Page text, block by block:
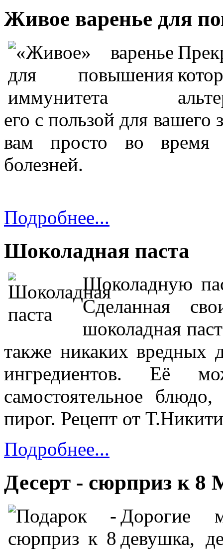
Живое варенье для
его с пользой для вашего
вам просто во время
болезней.
Подробнее...
Шоколадная паста
Шоколадную
Сделанная
шоколадная
также никаких вредных
ингредиентов. Её
самостоятельное
пирог. Рецепт от
Подробнее...
Десерт - сюрприз к 8
Дорогие
девушка,